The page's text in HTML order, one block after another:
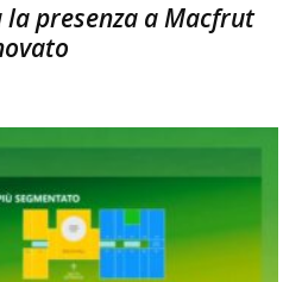
presenza a Macfrut